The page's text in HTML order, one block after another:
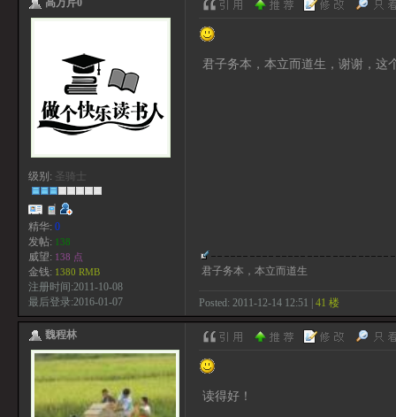
级别: 圣骑士
精华: 0
发帖: 138
威望: 138 点
金钱: 1380 RMB
注册时间:2011-10-08
最后登录:2016-01-07
君子务本，本立而道生，谢谢，这
君子务本，本立而道生
Posted: 2011-12-14 12:51 | 41 楼
魏程林
读得好！